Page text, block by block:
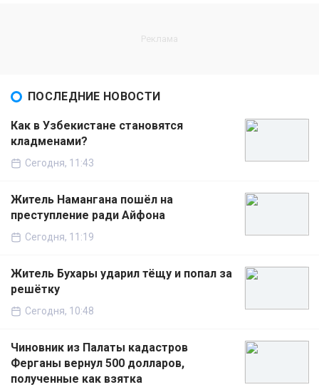
ПОСЛЕДНИЕ НОВОСТИ
Как в Узбекистане становятся
кладменами?
Сегодня, 11:43
Житель Намангана пошёл на
преступление ради Айфона
Сегодня, 11:19
Житель Бухары ударил тёщу и попал за
решётку
Сегодня, 10:48
Чиновник из Палаты кадастров
Ферганы вернул 500 долларов,
полученные как взятка